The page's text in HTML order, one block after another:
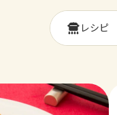
レシピ